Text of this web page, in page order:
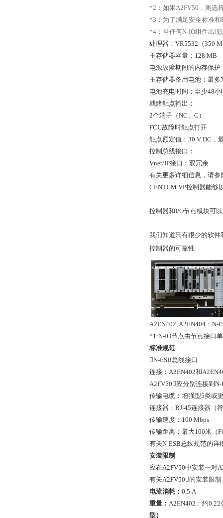
*2 ：如果A2FV50，则选
*3 ：为了满足安全标准
*4 ：当任何N-IO组件出
处理器：VR5532（350
主存储器容量：128 MB
电源故障期间的内存保护
主存储器备用电池：最多
电池充电时间：至少48小
就绪触点输出：
2个端子（NC、C）
FCU故障时触点打开
触点额定值：30 V DC，
控制总线接口：
Vnet/IP接口：双冗余
有关更多详细信息，请参
CENTUM VP控制器能够
控制器和I/O节点模块可
我们知道只有很少的软件
控制器的可靠性
A2EN402, A2EN404：
*1:N-IO节点由节点接口
标准规范
N-ESB总线接口
连接：A2EN402和
A2FV50应分别连接到
传输电缆：增强型5类或
连接器：RJ-45连接器（
传输速度：100 Mbps
传输距离：最大100米（
有关N-ESB总线规范的详
安装限制
应在A2FV50中安装一对
有关A2FV50的安装限制
电流消耗： 0.5 A
重量： A2EN402：约
型）